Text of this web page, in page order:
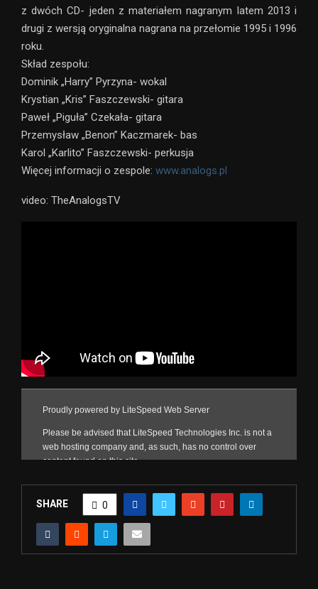
z dwóch CD- jeden z materiałem nagranym latem 2013 i
drugi z wersją oryginalna nagrana na przełomie 1995 i 1996
roku.
Skład zespołu:
Dominik „Harry” Pyrzyna- wokal
Krystian „Kris” Faszczewski- gitara
Paweł „Piguła” Czekała- gitara
Przemysław „Benon” Kaczmarek- bas
Karol „Karlito” Faszczewski- perkusja
Więcej informacji o zespole: www.analogs.pl
video: TheAnalogsTV
SHARE 0